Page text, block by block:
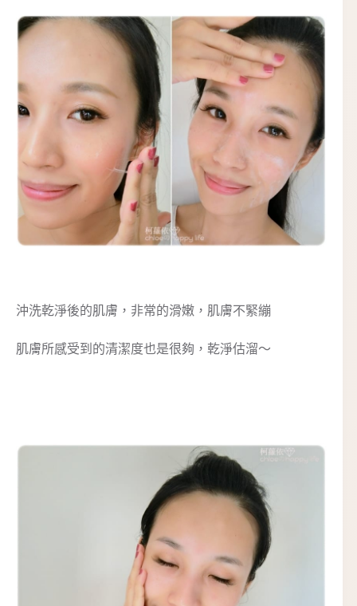
沖洗乾淨後的肌膚，非常的滑嫩，肌膚不緊繃
肌膚所感受到的清潔度也是很夠，乾淨估溜～